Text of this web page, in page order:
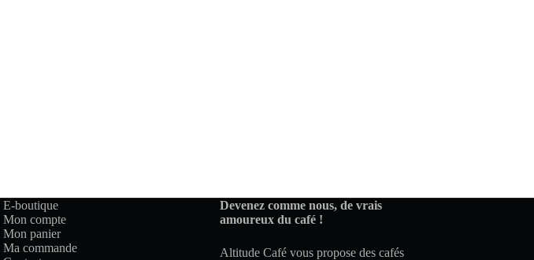
E-boutique
Mon compte
Mon panier
Ma commande
Devenez comme nous, de vrais
amoureux du café !
Altitude Café vous propose des cafés